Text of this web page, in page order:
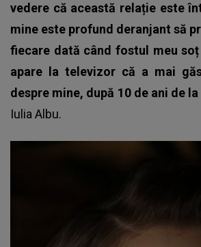
vedere că această relație este
mine este profund deranjant să
fiecare dată când fostul meu
apare la televizor că a mai
despre mine, după 10 de ani de
Iulia Albu.